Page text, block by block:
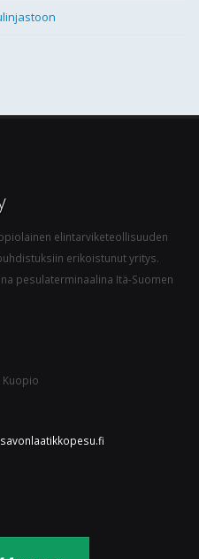
elintarviketeollisuuden
erikoistunut yritys.
pesulaterminaalina Itä-Suomen
Kuopio